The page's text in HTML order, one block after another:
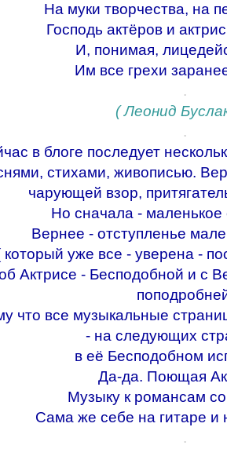
На муки творчества, на
Господь актёров и
И, понимая,
Им все грехи
.
( Леонид
.
в блоге последует
стихами, живописью.
чарующей взор,
Но сначала - маленькое
Вернее - отступленье
который уже все - уверена -
Актрисе - Бесподобной и с
что все музыкальные
- на следующих
в её Бесподобном
Да-да. Поющая
Музыку к романсам
Сама же себе на гитаре
.